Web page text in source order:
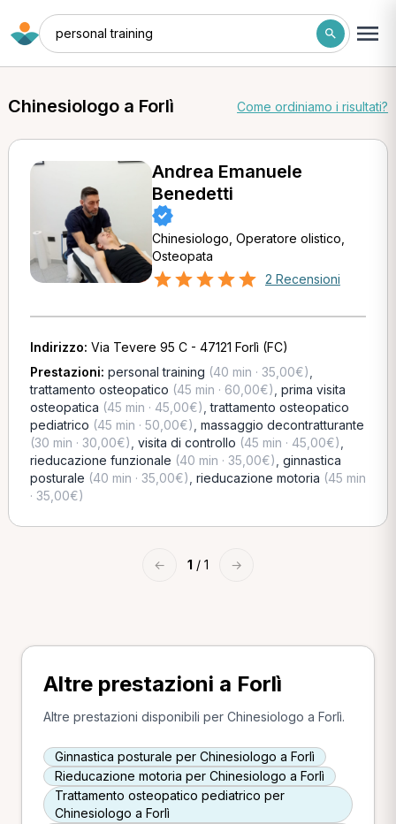
personal training
Chinesiologo a Forlì Come ordiniamo i risultati?
Andrea Emanuele
Benedetti
Chinesiologo, Operatore olistico,
Osteopata
2 Recensioni
Indirizzo: Via Tevere 95 C - 47121 Forlì (FC)
Prestazioni: personal training (40 min · 35,00€)
trattamento osteopatico (45 min · 60,00€) prima visita
osteopatica (45 min · 45,00€) ,trattamento osteopatico
pediatrico (45 min · 50,00€) massaggio decontratturante
(30 min · 30,00€) visita di controllo (45 min · 45,00€)
rieducazione funzionale (40 min · 35,00€) ginnastica
posturale (40 min · 35,00€) rieducazione motoria (45 min
· 35,00€)
← 1 / 1 →
Altre prestazioni a Forlì
Altre prestazioni disponibili per Chinesiologo a Forlì.
Ginnastica posturale per Chinesiologo a Forlì
Rieducazione motoria per Chinesiologo a Forlì
Trattamento osteopatico pediatrico per
Chinesiologo a Forlì